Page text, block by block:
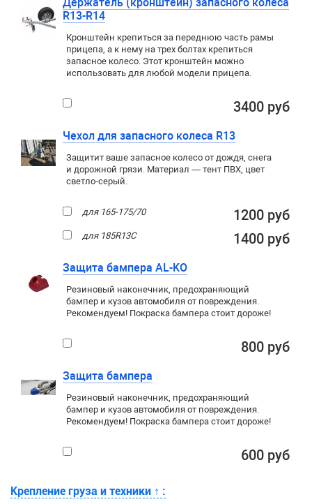
R13-R14
Кронштейн крепиться за переднюю часть рамы
прицепа, а к нему на трех болтах крепиться
запасное колесо. Этот кронштейн можно
использовать для любой модели прицепа.
3400 руб
Чехол для запасного колеса R13
Защитит ваше запасное колесо от дождя, снега
и дорожной грязи. Материал — тент ПВХ, цвет
светло-серый.
для 165-175/70 1200 руб
для 185R13C 1400 руб
Защита бампера AL-KO
Резиновый наконечник, предохраняющий
бампер и кузов автомобиля от повреждения.
Рекомендуем! Покраска бампера стоит дороже!
800 руб
Защита бампера
Резиновый наконечник, предохраняющий
бампер и кузов автомобиля от повреждения.
Рекомендуем! Покраска бампера стоит дороже!
600 руб
Крепление груза и техники ↑ :